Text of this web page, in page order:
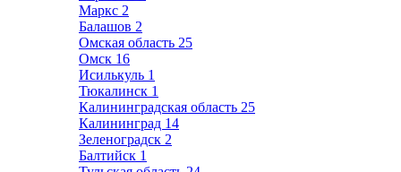
Маркс 2
Балашов 2
Омская область 25
Омск 16
Исилькуль 1
Тюкалинск 1
Калининградская область 25
Калининград 14
Зеленоградск 2
Балтийск 1